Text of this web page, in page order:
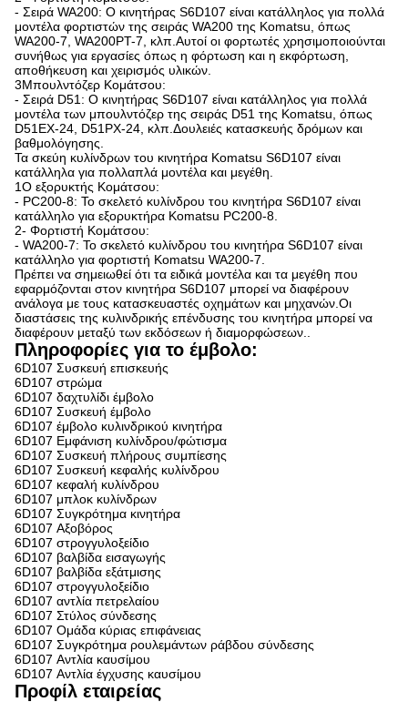
- Σειρά WA200: Ο κινητήρας S6D107 είναι κατάλληλος για πολλά
μοντέλα φορτιστών της σειράς WA200 της Komatsu, όπως
WA200-7, WA200PT-7, κλπ.Αυτοί οι φορτωτές χρησιμοποιούνται
συνήθως για εργασίες όπως η φόρτωση και η εκφόρτωση,
αποθήκευση και χειρισμός υλικών.
3Μπουλντόζερ Κομάτσου:
- Σειρά D51: Ο κινητήρας S6D107 είναι κατάλληλος για πολλά
μοντέλα των μπουλντόζερ της σειράς D51 της Komatsu, όπως
D51EX-24, D51PX-24, κλπ.Δουλειές κατασκευής δρόμων και
βαθμολόγησης.
Τα σκεύη κυλίνδρων του κινητήρα Komatsu S6D107 είναι
κατάλληλα για πολλαπλά μοντέλα και μεγέθη.
1Ο εξορυκτής Κομάτσου:
- PC200-8: Το σκελετό κυλίνδρου του κινητήρα S6D107 είναι
κατάλληλο για εξορυκτήρα Komatsu PC200-8.
2- Φορτιστή Κομάτσου:
- WA200-7: Το σκελετό κυλίνδρου του κινητήρα S6D107 είναι
κατάλληλο για φορτιστή Komatsu WA200-7.
Πρέπει να σημειωθεί ότι τα ειδικά μοντέλα και τα μεγέθη που
εφαρμόζονται στον κινητήρα S6D107 μπορεί να διαφέρουν
ανάλογα με τους κατασκευαστές οχημάτων και μηχανών.Οι
διαστάσεις της κυλινδρικής επένδυσης του κινητήρα μπορεί να
διαφέρουν μεταξύ των εκδόσεων ή διαμορφώσεων..
Πληροφορίες για το έμβολο:
6D107 Συσκευή επισκευής
6D107 στρώμα
6D107 δαχτυλίδι έμβολο
6D107 Συσκευή έμβολο
6D107 έμβολο κυλινδρικού κινητήρα
6D107 Εμφάνιση κυλίνδρου/φώτισμα
6D107 Συσκευή πλήρους συμπίεσης
6D107 Συσκευή κεφαλής κυλίνδρου
6D107 κεφαλή κυλίνδρου
6D107 μπλοκ κυλίνδρων
6D107 Συγκρότημα κινητήρα
6D107 Αξοβόρος
6D107 στρογγυλοξείδιο
6D107 βαλβίδα εισαγωγής
6D107 βαλβίδα εξάτμισης
6D107 στρογγυλοξείδιο
6D107 αντλία πετρελαίου
6D107 Στύλος σύνδεσης
6D107 Ομάδα κύριας επιφάνειας
6D107 Συγκρότημα ρουλεμάντων ράβδου σύνδεσης
6D107 Αντλία καυσίμου
6D107 Αντλία έγχυσης καυσίμου
Προφίλ εταιρείας